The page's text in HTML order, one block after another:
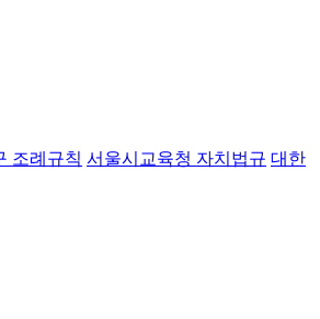
조례규칙 서울시교육청 자치법규 대한